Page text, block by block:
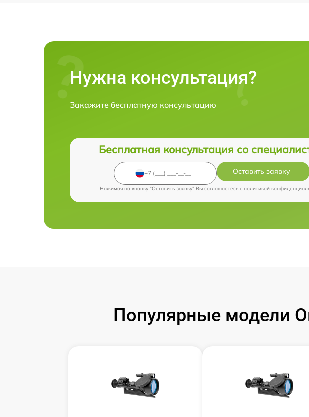
Нужна консультация?
Закажите бесплатную консультацию
Бесплатная консультация со
Оставить заявку
Нажимая на кнопку "Оставить заявку" Вы соглашаетесь c политикой
Популярные модели